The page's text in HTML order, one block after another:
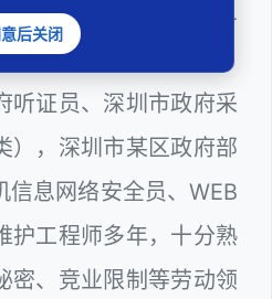
所，律师执业证号为14
邓杰律师现（或曾）
听证员、深圳市政府采
），深圳市某区政府部
信息网络安全员、WEB
护工程师多年，十分熟
密、竞业限制等劳动领
后关闭